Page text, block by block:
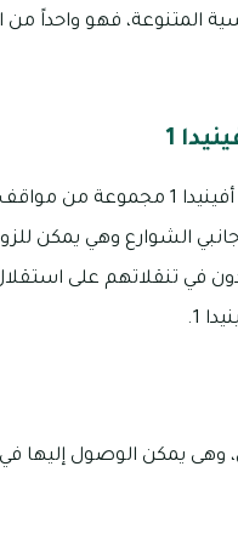
الأساسية المتنوعة، فهو
1
توجد بداخل كل واحدة من الفلل والوحدات
الشوارع وهي يمكن
فإن السكان في مجمع أفينيدا 1 يعتمدون
1.